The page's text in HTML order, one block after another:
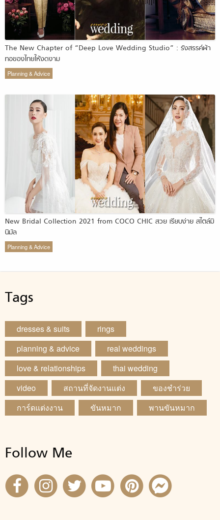
The New Chapter of “Deep Love Wedding Studio” : รังสรรค์ผ้า
ทอของไทยให้งดงาม
Planning & Advice
New Bridal Collection 2021 from COCO CHIC สวย เรียบง่าย สไตล์มิ
นิมัล
Planning & Advice
Tags
dresses & suits
rings
planning & advice
real weddings
love & relationships
thai wedding
video
สถานที่จัดงานแต่ง
ของชำร่วย
การ์ดแต่งงาน
ขันหมาก พานขันหมาก
Follow Me